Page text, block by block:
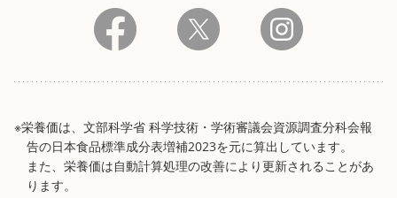
※栄養価は、文部科学省 科学技術・学術審議会資源調査分科会報
告の日本食品標準成分表増補2023を元に算出しています。
また、栄養価は自動計算処理の改善により更新されることがあ
ります。